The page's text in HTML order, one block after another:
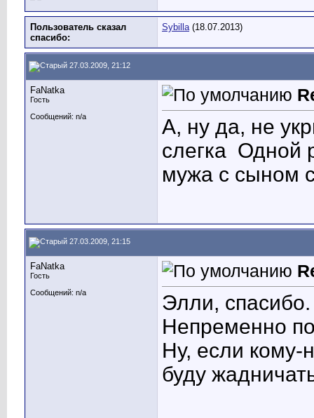
Пользователь сказал
cпасибо:
Sybilla(18.07.2013)
27.03.2009, 21:12
FaNatka
Гость
Сообщений: n/a
А, ну да, не
слегка Одной
мужа с сыном
27.03.2009, 21:15
FaNatka
Гость
Сообщений: n/a
Элли,
Непременно
Ну, если кому-
буду